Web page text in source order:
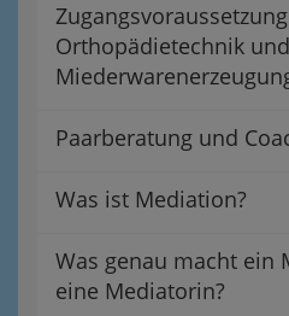
Orthopädietechnik und
Paarberatung und
Was ist Mediation?
Was genau macht ein
eine Mediatorin?